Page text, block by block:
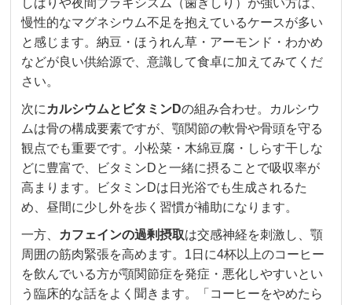
しばりや夜間ブラキシズム（歯ぎしり）が強い方は、
慢性的なマグネシウム不足を抱えているケースが多い
と感じます。納豆・ほうれん草・アーモンド・わかめ
などが良い供給源で、意識して食卓に加えてみてくだ
さい。
次に カルシウムとビタミンDの組み合わせ。カルシウ
ムは骨の構成要素ですが、顎関節の軟骨や骨頭を守る
観点でも重要です。小松菜・木綿豆腐・しらす干しな
どに豊富で、ビタミンDと一緒に摂ることで吸収率が
高まります。ビタミンDは日光浴でも生成されるた
め、昼間に少し外を歩く習慣が補助になります。
一方、 カフェインの過剰摂取は交感神経を刺激し、顎
周囲の筋肉緊張を高めます。1日に4杯以上のコーヒー
を飲んでいる方が顎関節症を発症・悪化しやすいとい
う臨床的な話をよく聞きます。「コーヒーをやめたら